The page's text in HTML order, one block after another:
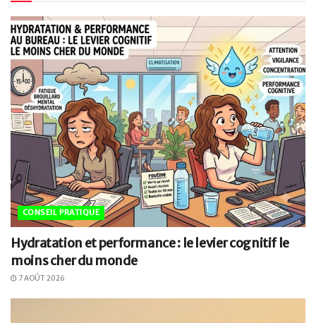
CONSEIL PRATIQUE
Hydratation et performance : le levier cognitif le
moins cher du monde
7 AOÛT 2026